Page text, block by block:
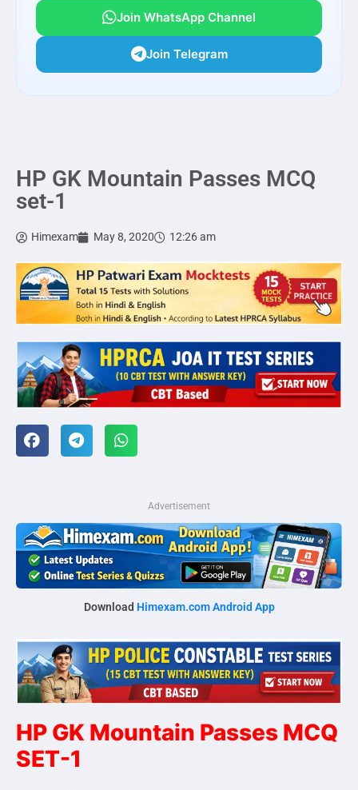
Join WhatsApp Channel
Join Telegram
HP GK Mountain Passes MCQ
set-1
Himexam May 8, 2020 12:26 am
Advertisement
Download Himexam.com Android App
HP GK Mountain Passes MCQ
SET-1